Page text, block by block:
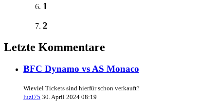
1
2
Letzte Kommentare
BFC Dynamo vs AS Monaco
Wieviel Tickets sind hierfür schon verkauft?
luzi75 30. April 2024 08:19